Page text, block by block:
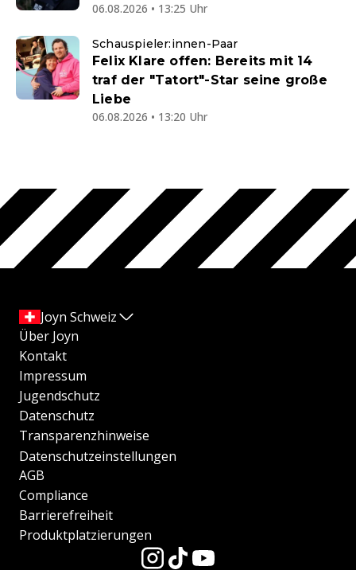
06.08.2026 • 13:25 Uhr
Schauspieler:innen-Paar
Felix Klare offen: Bereits mit 14
traf der "Tatort"-Star seine große
Liebe
06.08.2026 • 13:20 Uhr
Joyn Schweiz
Über Joyn
Kontakt
Impressum
Jugendschutz
Datenschutz
Transparenzhinweise
Datenschutzeinstellungen
AGB
Compliance
Barrierefreiheit
Produktplatzierungen